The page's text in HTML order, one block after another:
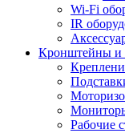
Wi-Fi
IR
Кронштейны и
Рабочие